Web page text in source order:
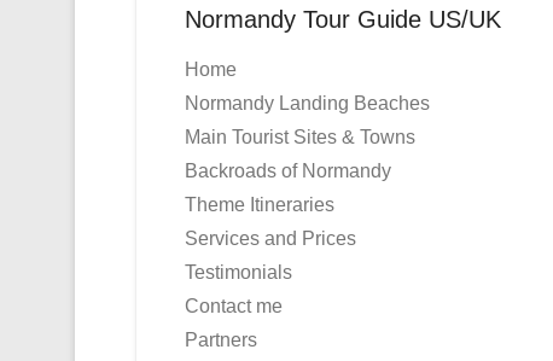
Normandy Tour Guide US/UK
Home
Normandy Landing Beaches
Main Tourist Sites & Towns
Backroads of Normandy
Theme Itineraries
Services and Prices
Testimonials
Contact me
Partners